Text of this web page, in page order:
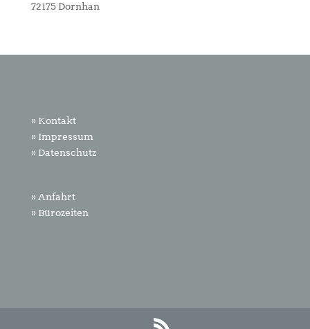
72175 Dornhan
» Kontakt
» Impressum
» Datenschutz
» Anfahrt
» Bürozeiten